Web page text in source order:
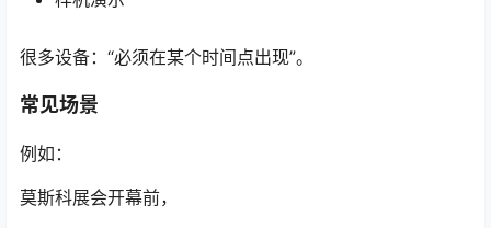
很多设备：“必须在某个时间点出现”。
常见场景
例如：
莫斯科展会开幕前，